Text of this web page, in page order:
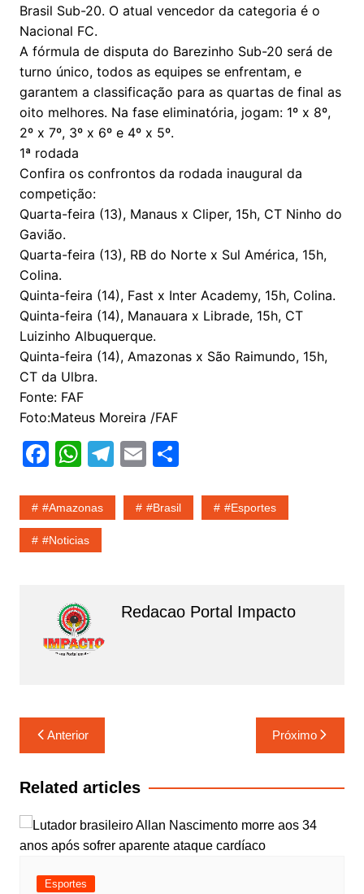
Brasil Sub-20. O atual vencedor da categoria é o
Nacional FC.
A fórmula de disputa do Barezinho Sub-20 será de
turno único, todos as equipes se enfrentam, e
garantem a classificação para as quartas de final as
oito melhores. Na fase eliminatória, jogam: 1º x 8º,
2º x 7º, 3º x 6º e 4º x 5º.
1ª rodada
Confira os confrontos da rodada inaugural da
competição:
Quarta-feira (13), Manaus x Cliper, 15h, CT Ninho do
Gavião.
Quarta-feira (13), RB do Norte x Sul América, 15h,
Colina.
Quinta-feira (14), Fast x Inter Academy, 15h, Colina.
Quinta-feira (14), Manauara x Librade, 15h, CT
Luizinho Albuquerque.
Quinta-feira (14), Amazonas x São Raimundo, 15h,
CT da Ulbra.
Fonte: FAF
Foto:Mateus Moreira /FAF
F
c
e
b
o
k
W
at
s
A
p
T
e
E
ai
S
ar
#amazonas #Brasil #esportes
#noticias
Redacao Portal Impacto
Navegação
de
Post
Anterior Próximo
Related articles
Esportes